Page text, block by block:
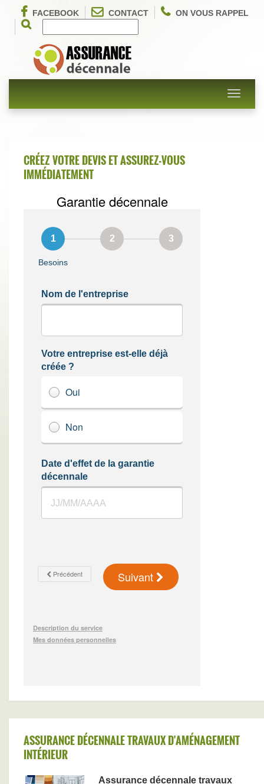
FACEBOOK CONTACT ON VOUS RAPPEL
Toggle
CRÉEZ VOTRE DEVIS ET ASSUREZ-VOUS
IMMÉDIATEMENT
ASSURANCE DÉCENNALE TRAVAUX D'AMÉNAGEMENT
INTÉRIEUR
Assurance décennale travaux